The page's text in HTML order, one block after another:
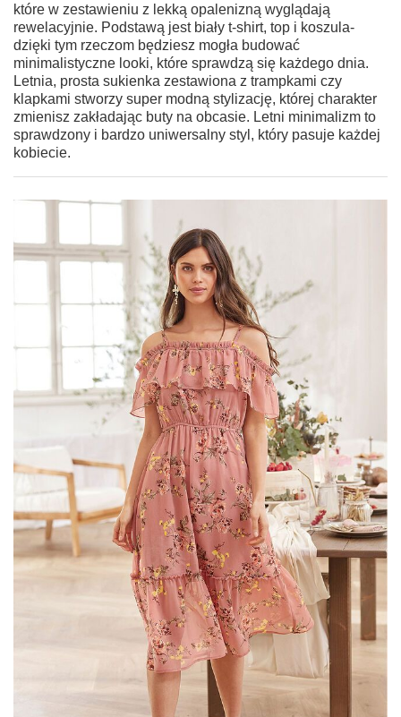
które w zestawieniu z lekką opalenizną wyglądają
rewelacyjnie. Podstawą jest biały t-shirt, top i koszula-
dzięki tym rzeczom będziesz mogła budować
minimalistyczne looki, które sprawdzą się każdego dnia.
Letnia, prosta sukienka zestawiona z trampkami czy
klapkami stworzy super modną stylizację, której charakter
zmienisz zakładając buty na obcasie. Letni minimalizm to
sprawdzony i bardzo uniwersalny styl, który pasuje każdej
kobiecie.